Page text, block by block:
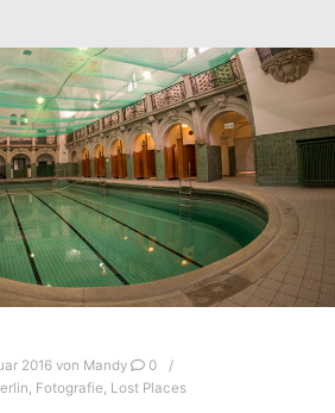
2016 von Mandy
0
, Fotografie, Lost Places